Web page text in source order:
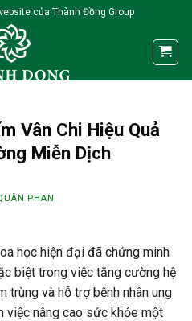
của Thành Đồng Group
Vân Chi Hiệu Quả
Miễn Dịch
PHAN
học hiện đại đã chứng minh
biệt trong việc tăng cường hệ
trùng và hỗ trợ bệnh nhân ung
việc nâng cao sức khỏe một